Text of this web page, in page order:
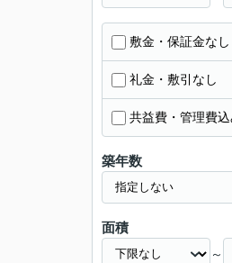
敷金・保証金なし
礼金・敷引なし
共益費・管理費
築年数
面積
～